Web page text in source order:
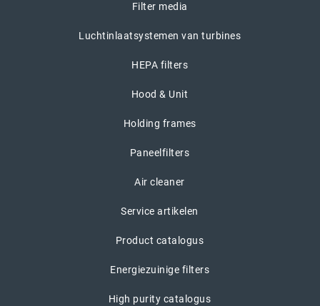
Filter media
Luchtinlaatsystemen van turbines
HEPA filters
Hood & Unit
Holding frames
Paneelfilters
Air cleaner
Service artikelen
Product catalogus
Energiezuinige filters
High purity catalogus